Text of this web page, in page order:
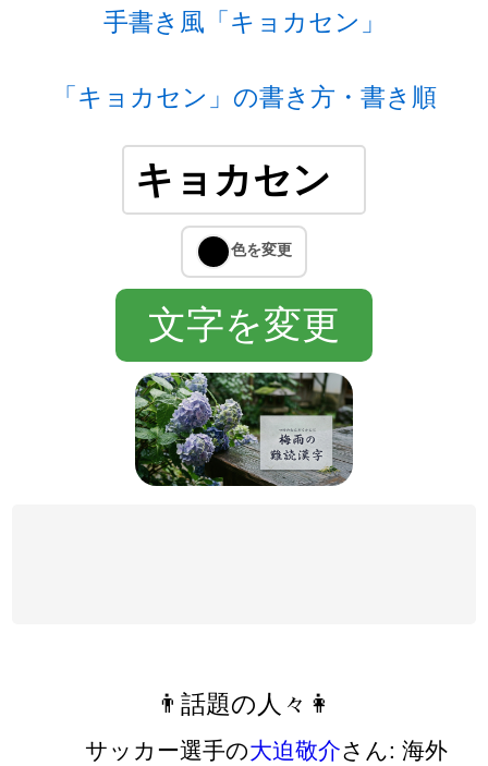
手書き風「キョカセン」
「キョカセン」の書き方・書き順
👨話題の人々👩
サッカー選手の大迫敬介さん: 海外